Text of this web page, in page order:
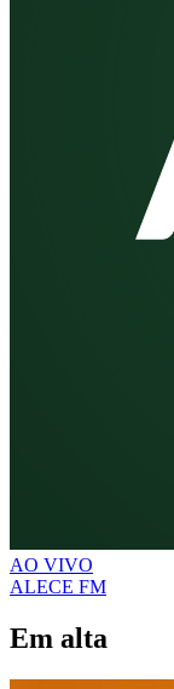
AO VIVO
ALECE FM
Em alta